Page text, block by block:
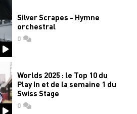
Silver Scrapes - Hymne
orchestral
0commentaires
Worlds 2025 : le Top 10 du
Play In et de la semaine 1 du
Swiss Stage
0commentaires